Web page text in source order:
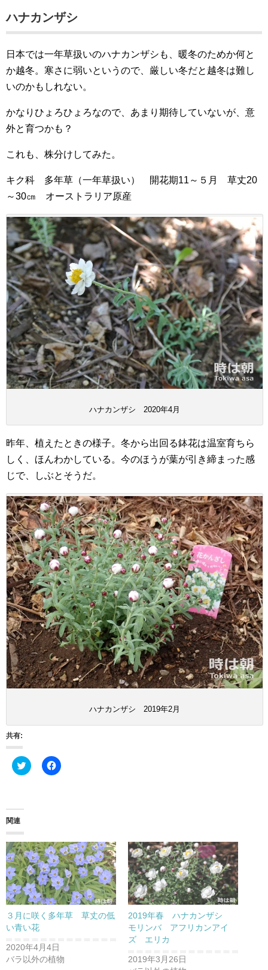
ハナカンザシ
日本では一年草扱いのハナカンザシも、暖冬のためか何と
か越冬。寒さに弱いというので、厳しい冬だと越冬は難し
いのかもしれない。
かなりひょろひょろなので、あまり期待していないが、意
外と育つかも？
これも、株分けしてみた。
キク科 多年草（一年草扱い） 開花期11～５月 草丈20
～30㎝ オーストラリア原産
ハナカンザシ 2020年4月
昨年、植えたときの様子。冬から出回る鉢花は温室育ちら
しく、ほんわかしている。今のほうが葉が引き締まった感
じで、しぶとそうだ。
ハナカンザシ 2019年2月
共有:
ク
リ
t
e
r
で
共
有
(
新
し
い
ウ
ィ
ン
ド
ウ
で
開
F
a
有
す
る
に
は
ク
リ
ッ
ク
し
て
さ
い
(
新
関連
３月に咲く多年草 草丈の低
い青い花
2020年4月4日
バラ以外の植物
2019年春 ハナカンザシ
モリンバ アフリカンアイ
ズ エリカ
2019年3月26日